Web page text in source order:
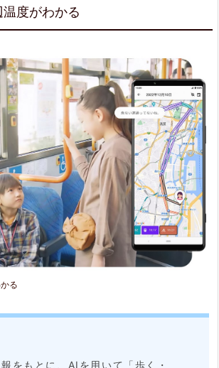
度がわかる
る
をもとに、AIを用いて「歩く・